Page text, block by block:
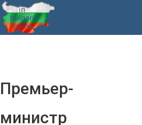
Премьер-
министр